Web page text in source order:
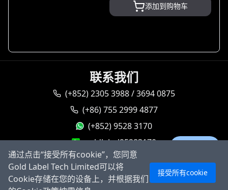
添加到购物车
通过点击“接受所有cookie”，您同意
Gold Label Tech Limited可以将
Cookie存储在您的设备上，并根据我们
接受所有cookie
联系我们
(+852) 2305 3988 / 3694 0875
(+86) 755 2999 4877
(+852) 9528 3170
goldlabel95283170
sales@goldlabeltech.com
alan@goldlabeltech.com